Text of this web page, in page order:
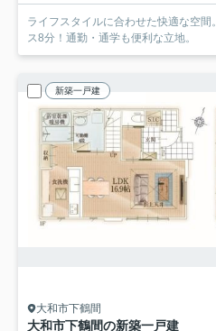
ライフスタイルに合わせた快適な空
ス8分！通勤・通学も便利な立地。
新築一戸建
大和市下鶴間
大和市下鶴間の新築一戸建